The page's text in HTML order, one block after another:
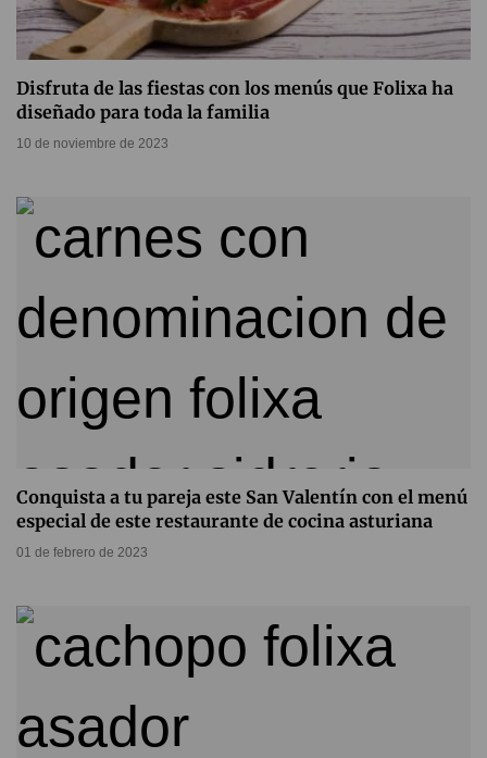
Disfruta de las fiestas con los menús que Folixa ha
diseñado para toda la familia
10 de noviembre de 2023
Conquista a tu pareja este San Valentín con el menú
especial de este restaurante de cocina asturiana
01 de febrero de 2023